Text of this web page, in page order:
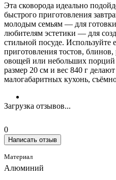
Эта сковорода идеально
быстрого приготовления
молодым семьям — для
любителям эстетики — для
стильной посуде. Используйте
приготовления тостов,
овощей или небольших
размер 20 см и вес 840 г
малогабаритных кухонь,
Загрузка отзывов...
0
Написать отзыв
Материал
Алюминий